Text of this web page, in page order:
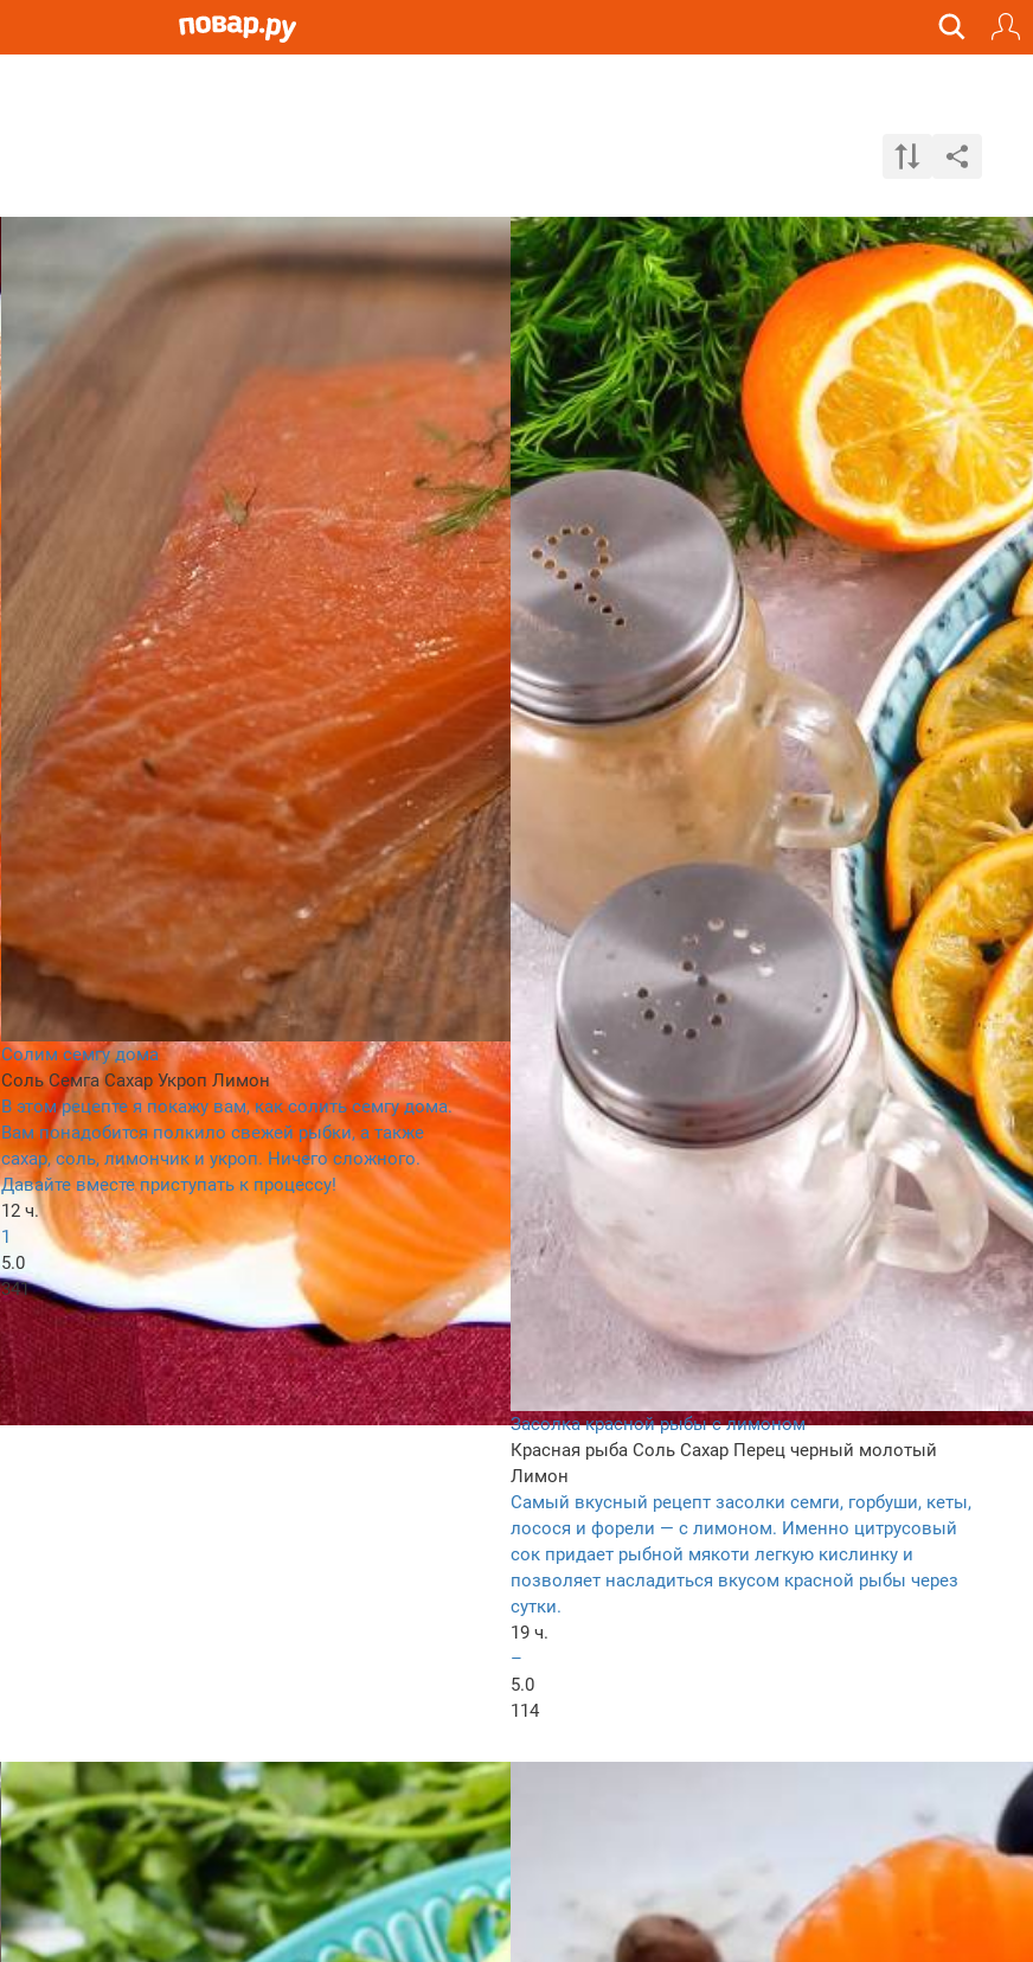
Солим семгу дома
Соль Семга Сахар Укроп Лимон
В этом рецепте я покажу вам, как солить семгу дома.
Вам понадобится полкило свежей рыбки, а также
сахар, соль, лимончик и укроп. Ничего сложного.
Давайте вместе приступать к процессу!
12 ч.
1
5.0
341
Засолка красной рыбы с лимоном
Красная рыба Соль Сахар Перец черный молотый
Лимон
Самый вкусный рецепт засолки семги, горбуши, кеты,
лосося и форели — с лимоном. Именно цитрусовый
сок придает рыбной мякоти легкую кислинку и
позволяет насладиться вкусом красной рыбы через
сутки.
19 ч.
–
5.0
114